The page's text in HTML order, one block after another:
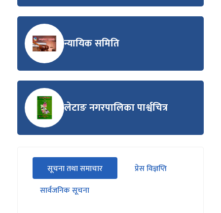
न्यायिक समिति
लेटाङ नगरपालिका पार्श्वचित्र
सीधा
पहिलो
ट्याबको
सूचना तथा समाचार
(सक्रिय ट्याब)
प्रेस विज्ञप्ति
सार्वजनिक सूचना